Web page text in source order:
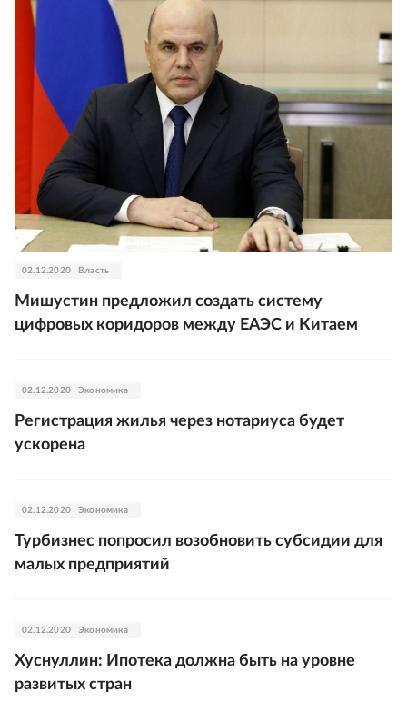
02.12.2020 Власть
Мишустин предложил создать систему
цифровых коридоров между ЕАЭС и Китаем
02.12.2020 Экономика
Регистрация жилья через нотариуса будет
ускорена
02.12.2020 Экономика
Турбизнес попросил возобновить субсидии для
малых предприятий
02.12.2020 Экономика
Хуснуллин: Ипотека должна быть на уровне
развитых стран